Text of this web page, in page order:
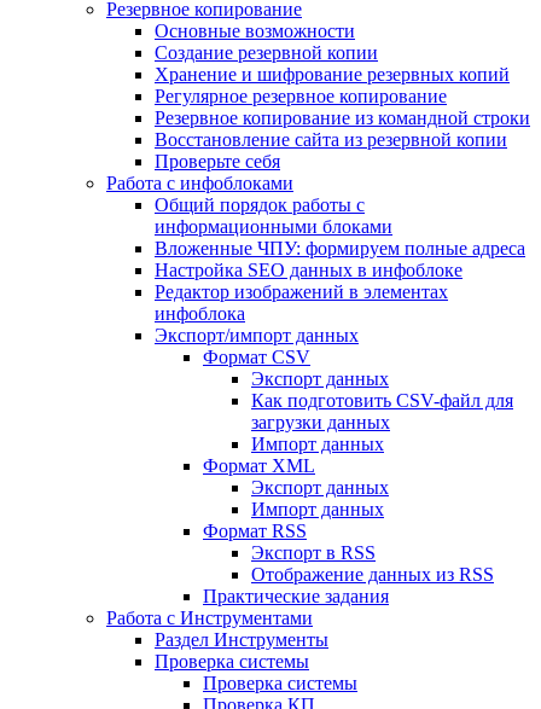
Резервное копирование
Основные возможности
Создание резервной копии
Хранение и шифрование резервных копий
Регулярное резервное копирование
Резервное копирование из командной строки
Восстановление сайта из резервной копии
Проверьте себя
Работа с инфоблоками
Общий порядок работы с
информационными блоками
Вложенные ЧПУ: формируем полные адреса
Настройка SEO данных в инфоблоке
Редактор изображений в элементах
инфоблока
Экспорт/импорт данных
Формат CSV
Экспорт данных
Как подготовить CSV-файл для
загрузки данных
Импорт данных
Формат XML
Экспорт данных
Импорт данных
Формат RSS
Экспорт в RSS
Отображение данных из RSS
Практические задания
Работа с Инструментами
Раздел Инструменты
Проверка системы
Проверка системы
Проверка КП